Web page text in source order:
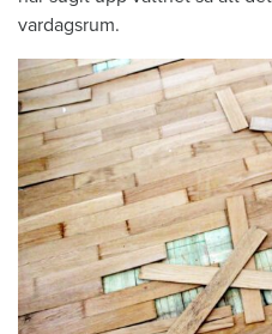
vardagsrum.